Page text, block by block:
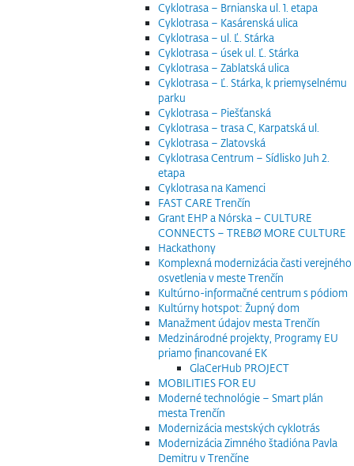
Cyklotrasa – Brnianska ul. 1. etapa
Cyklotrasa – Kasárenská ulica
Cyklotrasa – ul. Ľ. Stárka
Cyklotrasa – úsek ul. Ľ. Stárka
Cyklotrasa – Zablatská ulica
Cyklotrasa – Ľ. Stárka, k priemyselnému
parku
Cyklotrasa – Piešťanská
Cyklotrasa – trasa C, Karpatská ul.
Cyklotrasa – Zlatovská
Cyklotrasa Centrum – Sídlisko Juh 2.
etapa
Cyklotrasa na Kamenci
FAST CARE Trenčín
Grant EHP a Nórska – CULTURE
CONNECTS – TREBØ MORE CULTURE
Hackathony
Komplexná modernizácia časti verejného
osvetlenia v meste Trenčín
Kultúrno-informačné centrum s pódiom
Kultúrny hotspot: Župný dom
Manažment údajov mesta Trenčín
Medzinárodné projekty, Programy EU
priamo financované EK
GlaCerHub PROJECT
MOBILITIES FOR EU
Moderné technológie – Smart plán
mesta Trenčín
Modernizácia mestských cyklotrás
Modernizácia Zimného štadióna Pavla
Demitru v Trenčíne